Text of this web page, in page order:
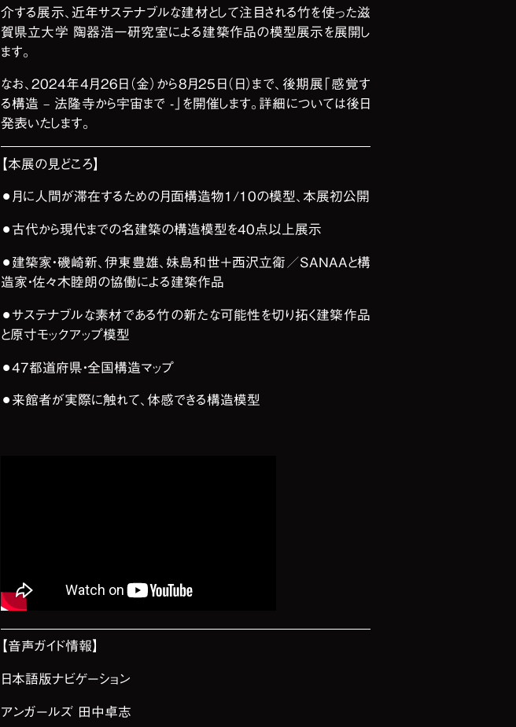
介する展示、近年サステナブルな建材として注目される竹を使った滋
賀県立大学 陶器浩一研究室による建築作品の模型展示を展開し
ます。
なお、2024年4月26日（金）から8月25日（日）まで、後期展「感覚す
る構造 – 法隆寺から宇宙まで -」を開催します。詳細については後日
発表いたします。
【本展の見どころ】
⚫︎月に人間が滞在するための月面構造物1/10の模型、本展初公開
​​⚫︎古代から現代までの名建築の構造模型を40点以上展示
⚫︎建築家・磯崎新、伊東豊雄、妹島和世＋西沢立衛／SANAAと構
造家・佐々木睦朗の協働による建築作品
⚫︎サステナブルな素材である竹の新たな可能性を切り拓く建築作品
と原寸モックアップ模型
⚫︎47都道府県・全国構造マップ
​​⚫︎来館者が実際に触れて、体感できる構造模型
【音声ガイド情報】
日本語版ナビゲーション
アンガールズ 田中卓志